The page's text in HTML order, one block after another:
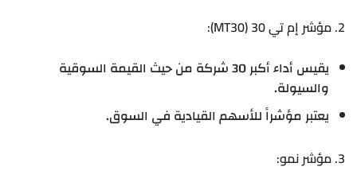
2. مؤشر إم تي 30 (MT30):
يقيس أداء أكبر 30 شركة من حيث القيمة السوقية
والسيولة.
يعتبر مؤشراً للأسهم القيادية في السوق.
3. مؤشر نمو: